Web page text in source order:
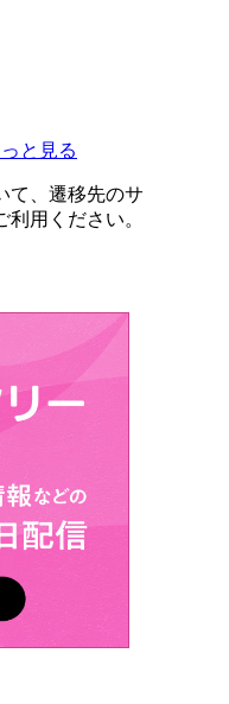
と見る
て、遷移先のサ
用ください。